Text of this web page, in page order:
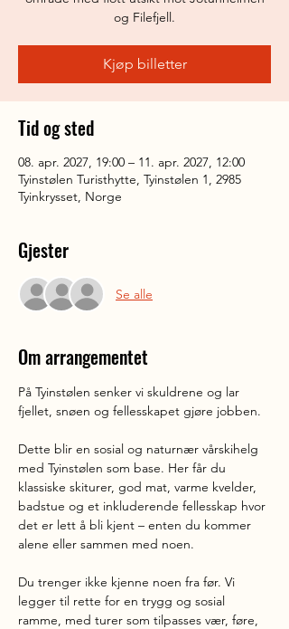
og Filefjell.
Kjøp billetter
Tid og sted
08. apr. 2027, 19:00 – 11. apr. 2027, 12:00
Tyinstølen Turisthytte, Tyinstølen 1, 2985
Tyinkrysset, Norge
Gjester
Se alle
Om arrangementet
På Tyinstølen senker vi skuldrene og lar
fjellet, snøen og fellesskapet gjøre jobben.
Dette blir en sosial og naturnær vårskihelg
med Tyinstølen som base. Her får du
klassiske skiturer, god mat, varme kvelder,
badstue og et inkluderende fellesskap hvor
det er lett å bli kjent – enten du kommer
alene eller sammen med noen.
Du trenger ikke kjenne noen fra før. Vi
legger til rette for en trygg og sosial
ramme, med turer som tilpasses vær, føre,